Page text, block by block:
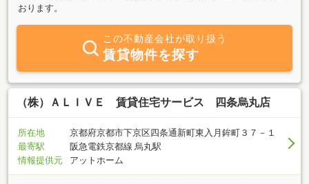
おります。
この不動産会社が取り扱う
賃貸物件を探す
（株）ＡＬＩＶＥ 賃貸住宅サービス 四条烏丸店
所在地
京都府京都市下京区四条通新町東入月鉾町３７－１
最寄駅
阪急電鉄京都線 烏丸駅
情報提供元
アットホーム